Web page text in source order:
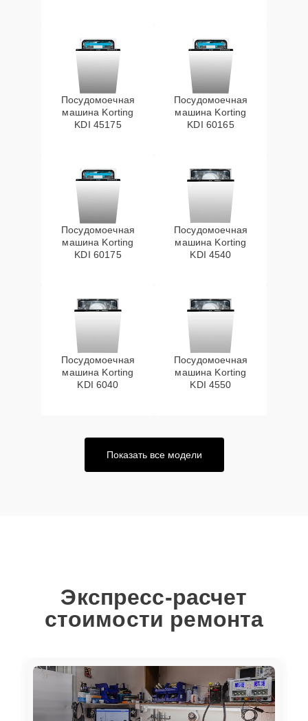
Посудомоечная
машина Korting
KDI 45175
Посудомоечная
машина Korting
KDI 60165
Посудомоечная
машина Korting
KDI 60175
Посудомоечная
машина Korting
KDI 4540
Посудомоечная
машина Korting
KDI 6040
Посудомоечная
машина Korting
KDI 4550
Показать все модели
Экспресс-расчет
стоимости ремонта